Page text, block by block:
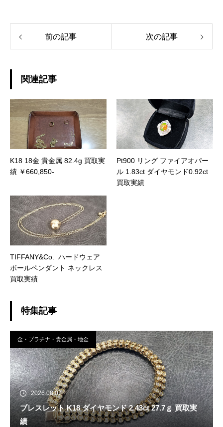
前の記事 次の記事
関連記事
K18 18金 貴金属 82.4g 買取実
績 ￥660,850-
Pt900 リング ファイアオパー
ル 1.83ct ダイヤモンド0.92ct
買取実績
TIFFANY&Co. ハードウェア
ボールペンダント ネックレス
買取実績
特集記事
金・プラチナ・貴金属・地金
2026.08.07
ブレスレット K18 ダイヤモンド 2.43ct 27.7ｇ 買取実
績